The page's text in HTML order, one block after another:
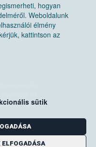
hogyan
Weboldalunk
élmény
kattintson az
sütik
Hivatal
Pf. 30.
244